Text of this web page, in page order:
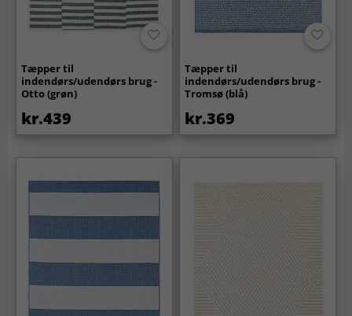
Tæpper til
indendørs/udendørs brug -
Otto (grøn)
kr.439
Tæpper til
indendørs/udendørs brug -
Tromsø (blå)
kr.369